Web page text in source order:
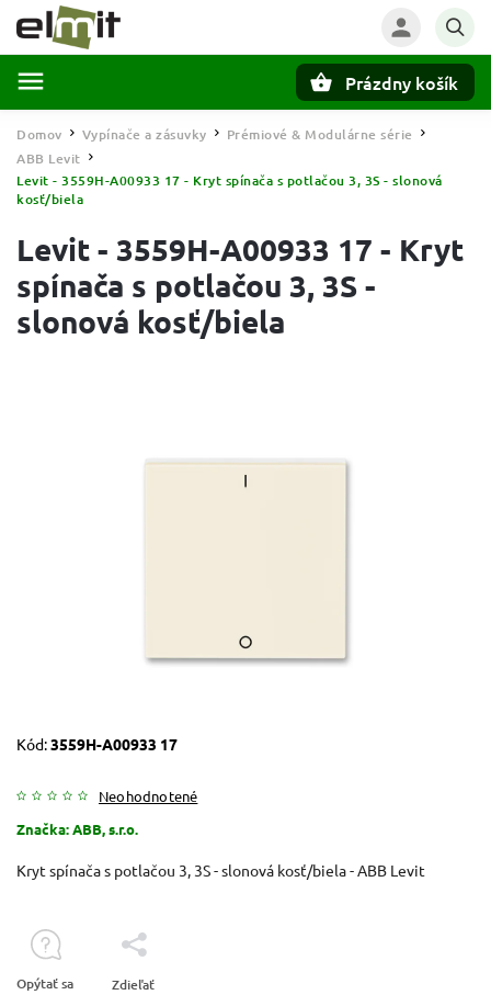
Prázdny košík
Domov / Vypínače a zásuvky / Prémiové & Modulárne série /
ABB Levit /
Levit - 3559H-A00933 17 - Kryt spínača s potlačou 3, 3S - slonová
kosť/biela
Levit - 3559H-A00933 17 - Kryt
spínača s potlačou 3, 3S -
slonová kosť/biela
Kód:3559H-A00933 17
Neohodnotené
Značka:ABB, s.r.o.
Kryt spínača s potlačou 3, 3S - slonová kosť/biela - ABB Levit
Opýtať sa Zdieľať